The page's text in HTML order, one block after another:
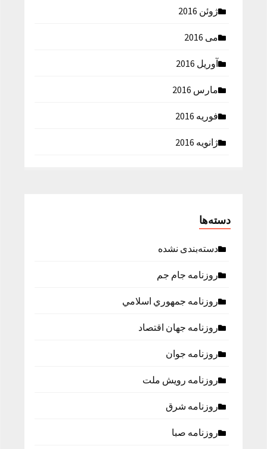
ژوئن 2016
می 2016
آوریل 2016
مارس 2016
فوریه 2016
ژانویه 2016
دسته‌ها
دسته‌بندی نشده
روزنامه جام جم
روزنامه جمهوري اسلامي
روزنامه جهان اقتصاد
روزنامه جوان
روزنامه رویش ملت
روزنامه شرق
روزنامه صبا